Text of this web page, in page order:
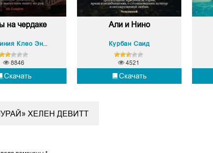
на чердаке
Скачать
8846
Али и Нино
Курбан Саид
Скачать
4521
ХЕЛЕН ДЕВИТТ